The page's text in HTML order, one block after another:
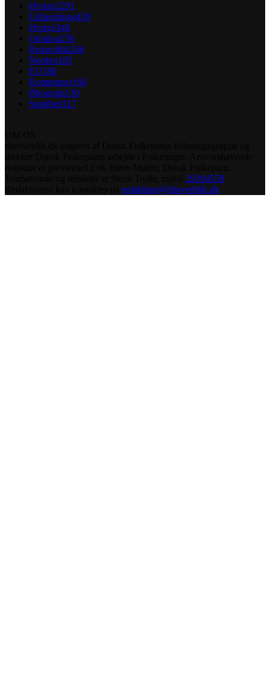
Øvrige1291
Udlændinge439
Øvrige346
Opinion256
Retspolitik246
Norden182
EU180
Kommuner160
Økonomi130
Sundhed117
29294559
redaktion@ditoverblik.dk